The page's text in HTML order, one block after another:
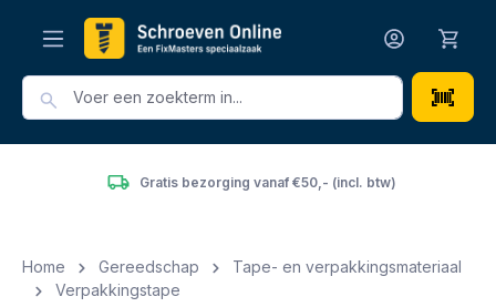
Gratis bezorging vanaf €50,- (incl. btw)
Home Gereedschap
Tape- en verpakkingsmateriaal
Verpakkingstape